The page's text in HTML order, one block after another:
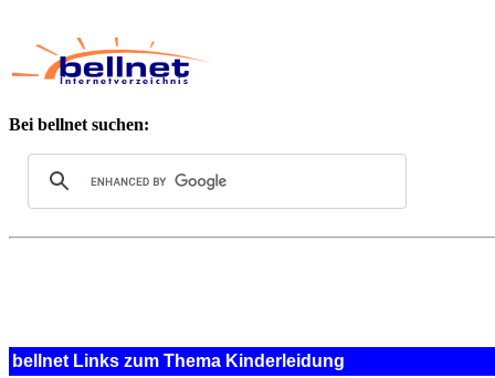
Bei bellnet suchen:
bellnet Links zum Thema Kinderleidung